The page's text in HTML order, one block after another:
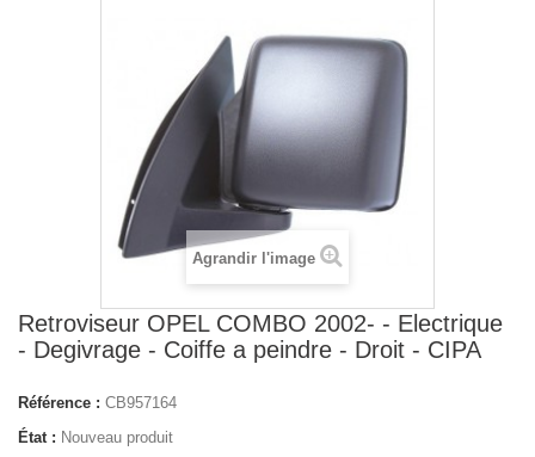
Agrandir l'image
Retroviseur OPEL COMBO 2002- - Electrique
- Degivrage - Coiffe a peindre - Droit - CIPA
Référence : CB957164
État : Nouveau produit